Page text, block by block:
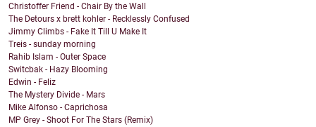
Christoffer Friend - Chair By the Wall
The Detours x brett kohler - Recklessly Confused
Jimmy Climbs - Fake It Till U Make It
Treis - sunday morning
Rahib Islam - Outer Space
Switcbak - Hazy Blooming
Edwin - Feliz
The Mystery Divide - Mars
Mike Alfonso - Caprichosa
MP Grey - Shoot For The Stars (Remix)